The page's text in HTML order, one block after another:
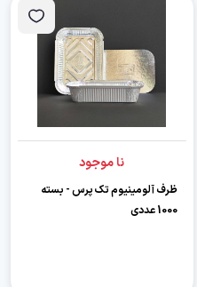
نا موجود
ظرف آلومینیوم تک پرس - بسته
1000 عددی